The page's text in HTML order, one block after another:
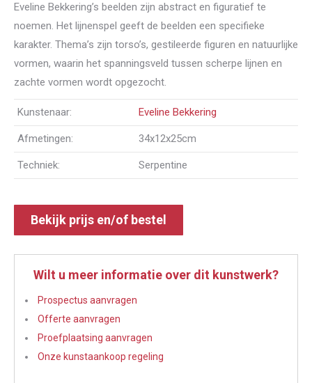
Eveline Bekkering’s beelden zijn abstract en figuratief te
noemen. Het lijnenspel geeft de beelden een specifieke
karakter. Thema’s zijn torso’s, gestileerde figuren en natuurlijke
vormen, waarin het spanningsveld tussen scherpe lijnen en
zachte vormen wordt opgezocht.
Kunstenaar: Eveline Bekkering
Afmetingen: 34x12x25cm
Techniek: Serpentine
Bekijk prijs en/of bestel
Wilt u meer informatie over dit kunstwerk?
Prospectus aanvragen
Offerte aanvragen
Proefplaatsing aanvragen
Onze kunstaankoop regeling